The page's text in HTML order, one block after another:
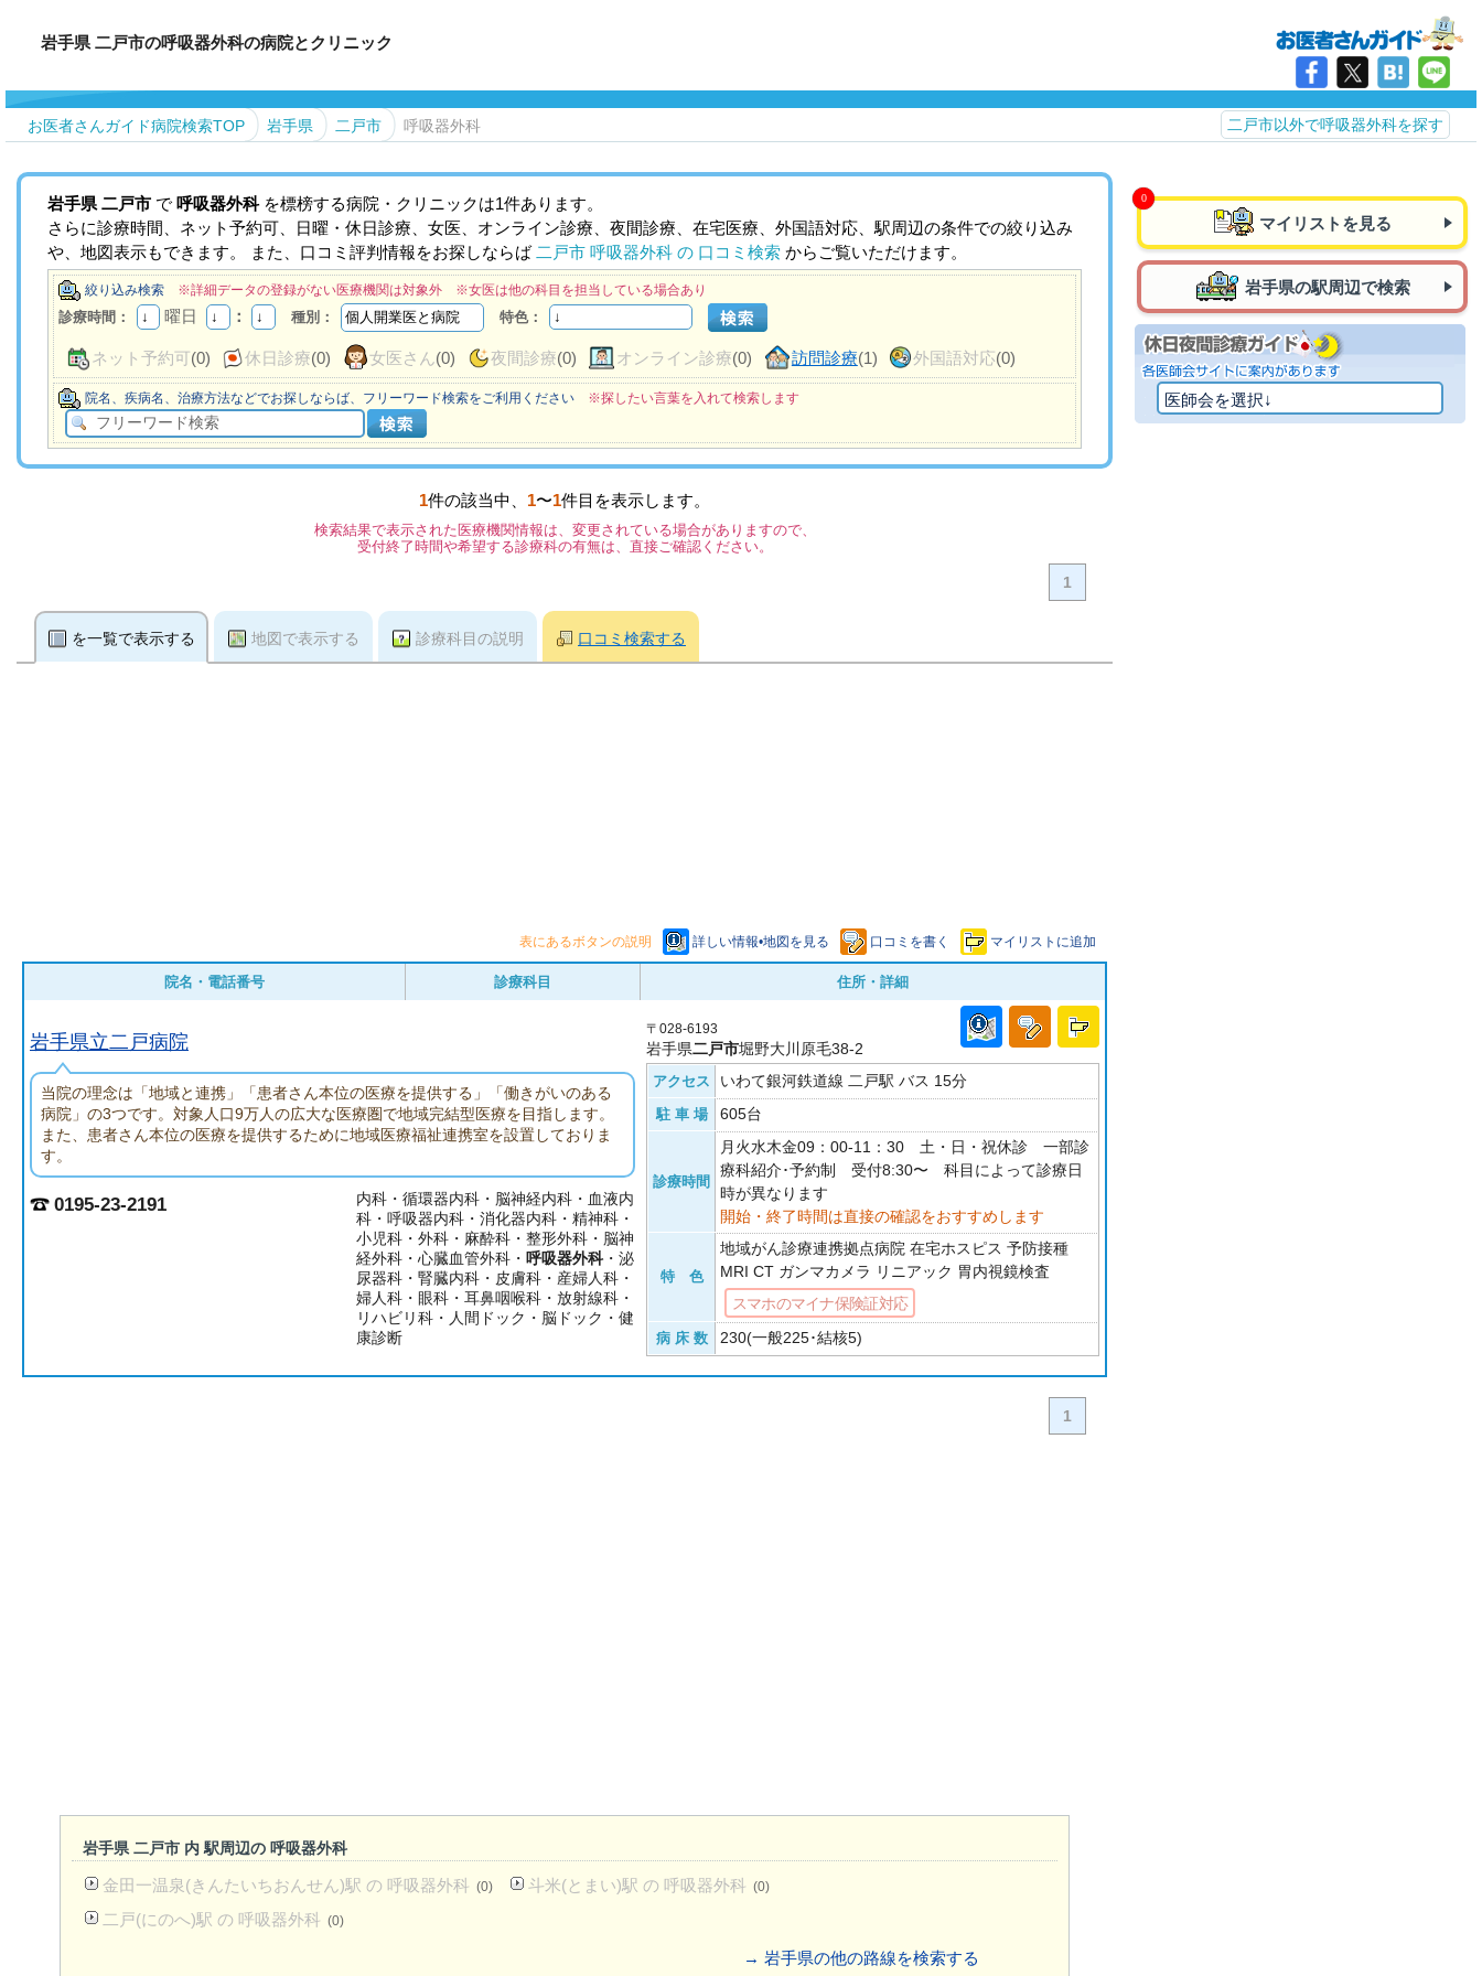
岩手県 二戸市の呼吸器外科の病院とクリニック
お医者さんガイド病院検索TOP 岩手県 二戸市 呼吸器外科 二戸市以外で呼吸器外科を探す
岩手県 二戸市 で 呼吸器外科を標榜する病院・クリニックは1件あります。
さらに診療時間、ネット予約可、日曜・休日診療、女医、オンライン診療、夜間診療、在宅医療、外国語対応、駅周辺の条件での絞り込み
や、地図表示もできます。 また、口コミ評判情報をお探しならば 二戸市 呼吸器外科 の 口コミ検索 からご覧いただけます。
絞り込み検索 ※詳細データの登録がない医療機関は対象外 ※女医は他の科目を担当している場合あり
診療時間： 曜日 ： 種別： 特色：
ネット予約可(0) 休日診療(0) 女医さん(0) 夜間診療(0) オンライン診療(0) 訪問診療(1) 外国語対応(0)
院名、疾病名、治療方法などでお探しならば、フリーワード検索をご利用ください ※探したい言葉を入れて検索します
1件の該当中、 1〜1件目を表示します。
検索結果で表示された医療機関情報は、変更されている場合がありますので、
受付終了時間や希望する診療科の有無は、直接ご確認ください。
1
を一覧で表示する 地図で表示する 診療科目の説明 口コミ検索する
表にあるボタンの説明 詳しい情報•地図を見る 口コミを書く マイリストに追加
院名・電話番号 診療科目 住所・詳細
岩手県立二戸病院
当院の理念は「地域と連携」「患者さん本位の医療を提供する」「働きがいのある
病院」の3つです。対象人口9万人の広大な医療圏で地域完結型医療を目指します。
また、患者さん本位の医療を提供するために地域医療福祉連携室を設置しておりま
す。
0195-23-2191
内科・循環器内科・脳神経内科・血液内
科・呼吸器内科・消化器内科・精神科・
小児科・外科・麻酔科・整形外科・脳神
経外科・心臓血管外科・ 呼吸器外科・泌
尿器科・腎臓内科・皮膚科・産婦人科・
婦人科・眼科・耳鼻咽喉科・放射線科・
リハビリ科・人間ドック・脳ドック・健
康診断
〒028-6193
岩手県二戸市堀野大川原毛38-2
アクセス いわて銀河鉄道線 二戸駅 バス 15分
駐 車 場 605台
診療時間
月火水木金09：00-11：30 土・日・祝休診 一部診
療科紹介･予約制 受付8:30〜 科目によって診療日
時が異なります
開始・終了時間は直接の確認をおすすめします
特 色
地域がん診療連携拠点病院 在宅ホスピス 予防接種
MRI CT ガンマカメラ リニアック 胃内視鏡検査
スマホのマイナ保険証対応
病 床 数 230(一般225･結核5)
1
岩手県 二戸市 内 駅周辺の 呼吸器外科
金田一温泉(きんたいちおんせん)駅 の 呼吸器外科 (0) 斗米(とまい)駅 の 呼吸器外科 (0)
二戸(にのへ)駅 の 呼吸器外科 (0)
→ 岩手県の他の路線を検索する
マイリストを見る
岩手県の駅周辺で検索